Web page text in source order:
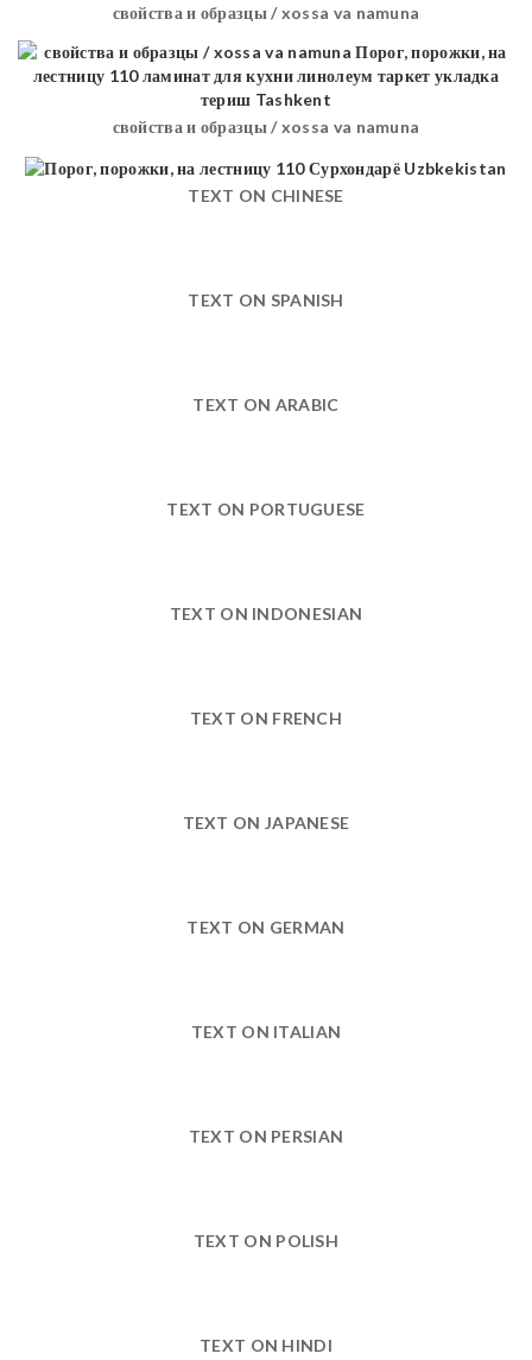
свойства и образцы / xossa va namuna
свойства и образцы / xossa va namuna
TEXT ON CHINESE
TEXT ON SPANISH
TEXT ON ARABIC
TEXT ON PORTUGUESE
TEXT ON INDONESIAN
TEXT ON FRENCH
TEXT ON JAPANESE
TEXT ON GERMAN
TEXT ON ITALIAN
TEXT ON PERSIAN
TEXT ON POLISH
TEXT ON HINDI